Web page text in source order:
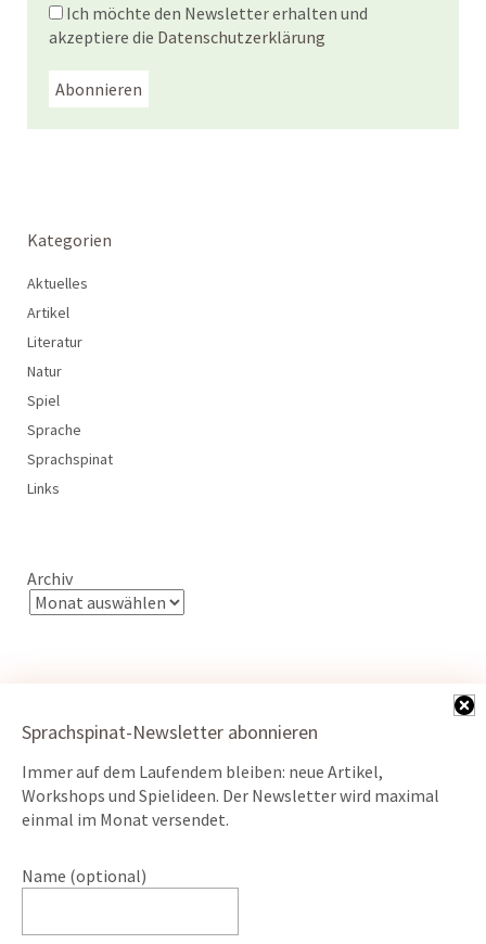
Ich möchte den Newsletter erhalten und
akzeptiere die Datenschutzerklärung
Kategorien
Aktuelles
Artikel
Literatur
Natur
Spiel
Sprache
Sprachspinat
Links
Archiv
Datenschutz
Impressum
Sprachspinat-Newsletter abonnieren
Immer auf dem Laufendem bleiben: neue Artikel,
Workshops und Spielideen. Der Newsletter wird maximal
einmal im Monat versendet.
Name (optional)